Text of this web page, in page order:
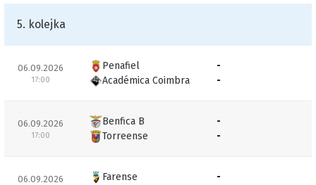
5. kolejka
06.09.2026
17:00
Penafiel
Académica Coimbra
-
-
06.09.2026
17:00
Benfica B
Torreense
-
-
06.09.2026
Farense
-